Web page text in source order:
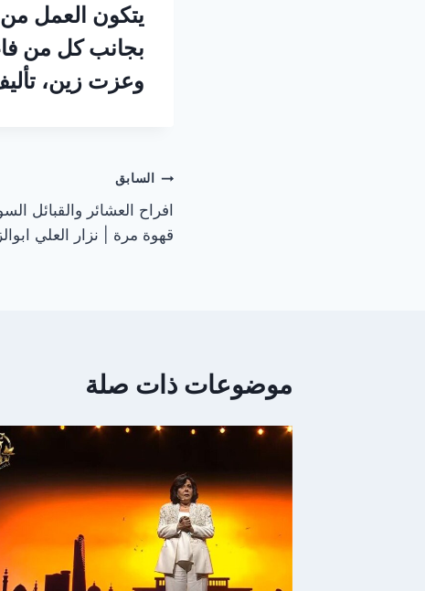
بجانب كل من
وعزت زين،
تصفّح
المقالات
السابق
قهوة مرة | نزار العلي
موضوعات ذات صلة